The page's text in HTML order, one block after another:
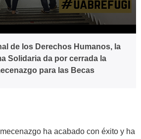
de los Derechos Humanos, la
Solidaria da por cerrada la
para las Becas
ha acabado con éxito y ha